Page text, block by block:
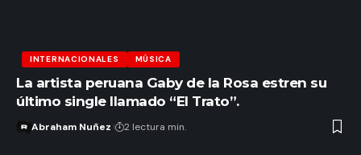
INTERNACIONALES MÚSICA
La artista peruana Gaby de la Rosa estren su
último single llamado “El Trato”.
Abraham Nuñez 2 lectura min.